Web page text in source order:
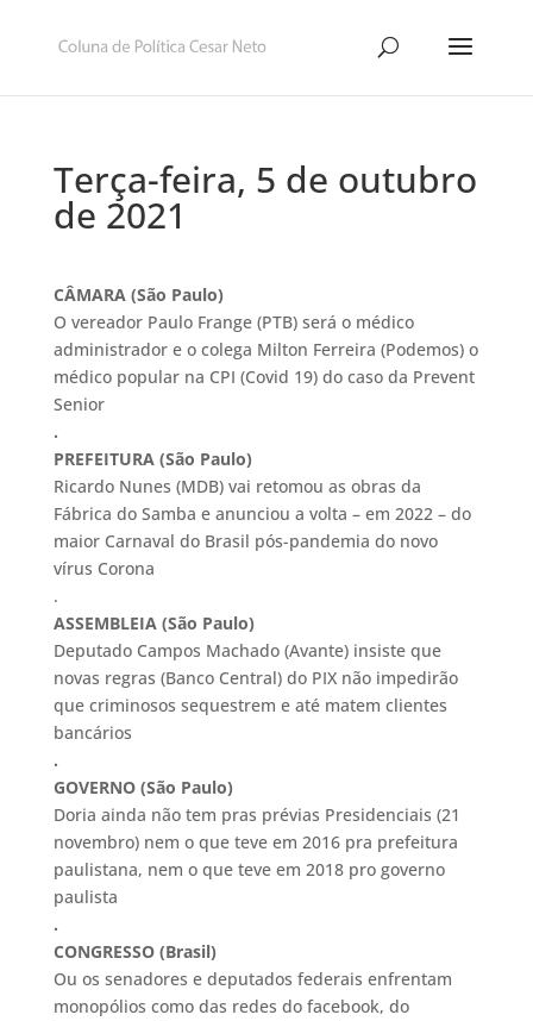
Terça-feira, 5 de outubro
de 2021
CÂMARA (São Paulo)
O vereador Paulo Frange (PTB) será o médico
administrador e o colega Milton Ferreira (Podemos) o
médico popular na CPI (Covid 19) do caso da Prevent
Senior
.
PREFEITURA (São Paulo)
Ricardo Nunes (MDB) vai retomou as obras da
Fábrica do Samba e anunciou a volta – em 2022 – do
maior Carnaval do Brasil pós-pandemia do novo
vírus Corona
.
ASSEMBLEIA (São Paulo)
Deputado Campos Machado (Avante) insiste que
novas regras (Banco Central) do PIX não impedirão
que criminosos sequestrem e até matem clientes
bancários
.
GOVERNO (São Paulo)
Doria ainda não tem pras prévias Presidenciais (21
novembro) nem o que teve em 2016 pra prefeitura
paulistana, nem o que teve em 2018 pro governo
paulista
.
CONGRESSO (Brasil)
Ou os senadores e deputados federais enfrentam
monopólios como das redes do facebook, do